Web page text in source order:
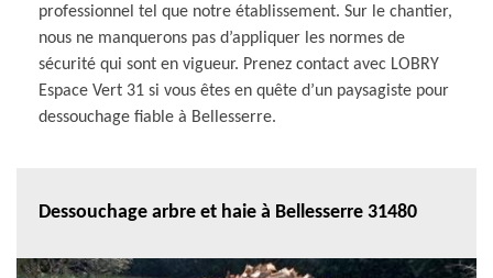
professionnel tel que notre établissement. Sur le chantier,
nous ne manquerons pas d’appliquer les normes de
sécurité qui sont en vigueur. Prenez contact avec LOBRY
Espace Vert 31 si vous êtes en quête d’un paysagiste pour
dessouchage fiable à Bellesserre.
Dessouchage arbre et haie à Bellesserre 31480